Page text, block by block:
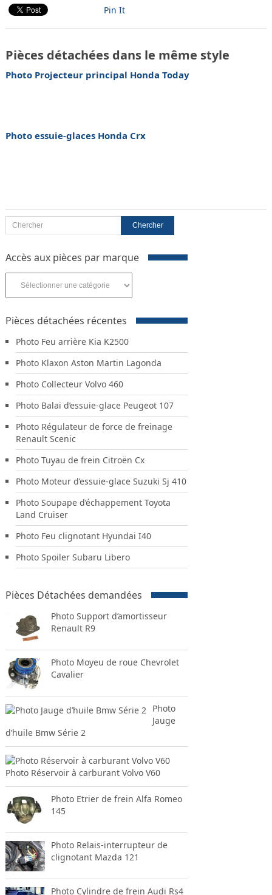
Pin It
Pièces détachées dans le même style
Photo Projecteur principal Honda Today
Photo essuie-glaces Honda Crx
Accès aux pièces par marque
pièces
par
marque
Pièces détachées récentes
Photo Feu arrière Kia K2500
Photo Klaxon Aston Martin Lagonda
Photo Collecteur Volvo 460
Photo Balai d’essuie-glace Peugeot 107
Photo Régulateur de force de freinage
Renault Scenic
Photo Tuyau de frein Citroën Cx
Photo Moteur d’essuie-glace Suzuki Sj 410
Photo Soupape d’échappement Toyota
Land Cruiser
Photo Feu clignotant Hyundai I40
Photo Spoiler Subaru Libero
Pièces Détachées demandées
Photo Support d’amortisseur
Renault R9
Photo Moyeu de roue Chevrolet
Cavalier
Photo
Jauge
d’huile Bmw Série 2
Photo Réservoir à carburant Volvo V60
Photo Etrier de frein Alfa Romeo
145
Photo Relais-interrupteur de
clignotant Mazda 121
Photo Cylindre de frein Audi Rs4